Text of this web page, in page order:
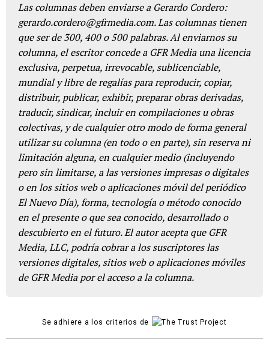
Las columnas deben enviarse a Gerardo Cordero:
gerardo.cordero@gfrmedia.com. Las columnas tienen
que ser de 300, 400 o 500 palabras. Al enviarnos su
columna, el escritor concede a GFR Media una licencia
exclusiva, perpetua, irrevocable, sublicenciable,
mundial y libre de regalías para reproducir, copiar,
distribuir, publicar, exhibir, preparar obras derivadas,
traducir, sindicar, incluir en compilaciones u obras
colectivas, y de cualquier otro modo de forma general
utilizar su columna (en todo o en parte), sin reserva ni
limitación alguna, en cualquier medio (incluyendo
pero sin limitarse, a las versiones impresas o digitales
o en los sitios web o aplicaciones móvil del periódico
El Nuevo Día), forma, tecnología o método conocido
en el presente o que sea conocido, desarrollado o
descubierto en el futuro. El autor acepta que GFR
Media, LLC, podría cobrar a los suscriptores las
versiones digitales, sitios web o aplicaciones móviles
de GFR Media por el acceso a la columna.
Se adhiere a los criterios de